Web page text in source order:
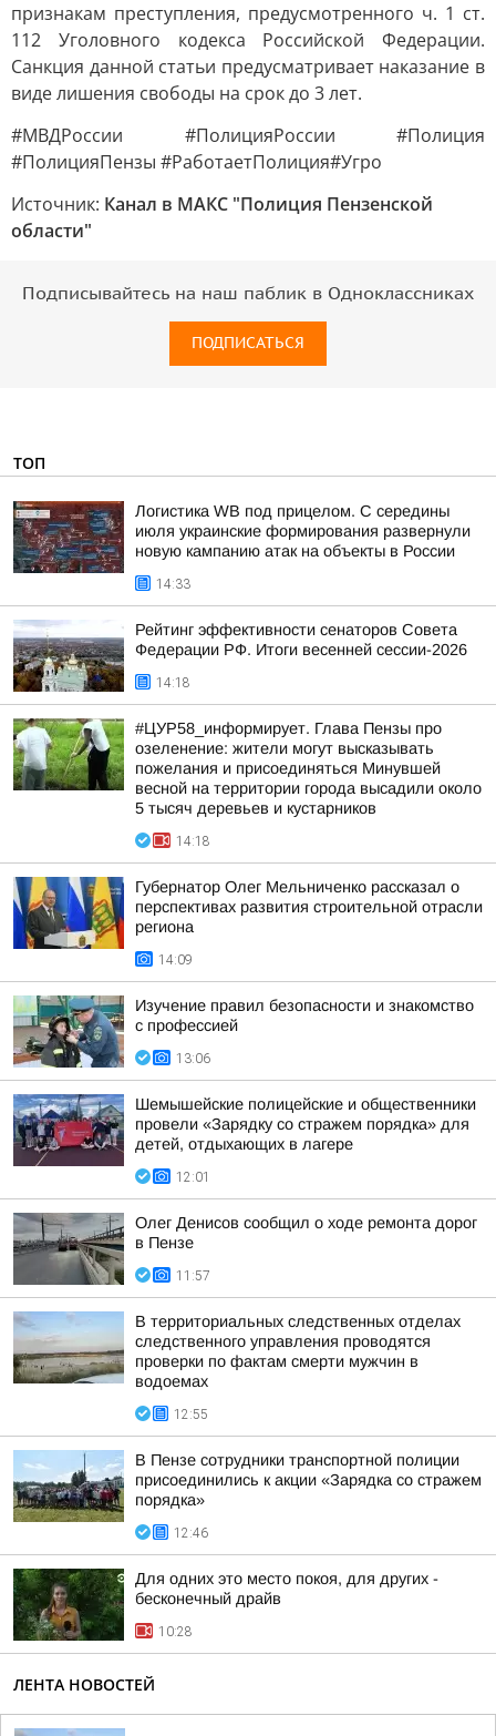
признакам преступления, предусмотренного ч. 1 ст.
112 Уголовного кодекса Российской Федерации.
Санкция данной статьи предусматривает наказание в
виде лишения свободы на срок до 3 лет.
#МВДРоссии #ПолицияРоссии #Полиция
#ПолицияПензы #РаботаетПолиция#Угро
Источник: Канал в МАКС "Полиция Пензенской
области"
Подписывайтесь на наш паблик в Одноклассниках
ПОДПИСАТЬСЯ
ТОП
Логистика WB под прицелом. С середины
июля украинские формирования развернули
новую кампанию атак на объекты в России
14:33
Рейтинг эффективности сенаторов Совета
Федерации РФ. Итоги весенней сессии-2026
14:18
#ЦУР58_информирует. Глава Пензы про
озеленение: жители могут высказывать
пожелания и присоединяться Минувшей
весной на территории города высадили около
5 тысяч деревьев и кустарников
14:18
Губернатор Олег Мельниченко рассказал о
перспективах развития строительной отрасли
региона
14:09
Изучение правил безопасности и знакомство
с профессией
13:06
Шемышейские полицейские и общественники
провели «Зарядку со стражем порядка» для
детей, отдыхающих в лагере
12:01
Олег Денисов сообщил о ходе ремонта дорог
в Пензе
11:57
В территориальных следственных отделах
следственного управления проводятся
проверки по фактам смерти мужчин в
водоемах
12:55
В Пензе сотрудники транспортной полиции
присоединились к акции «Зарядка со стражем
порядка»
12:46
Для одних это место покоя, для других -
бесконечный драйв
10:28
ЛЕНТА НОВОСТЕЙ